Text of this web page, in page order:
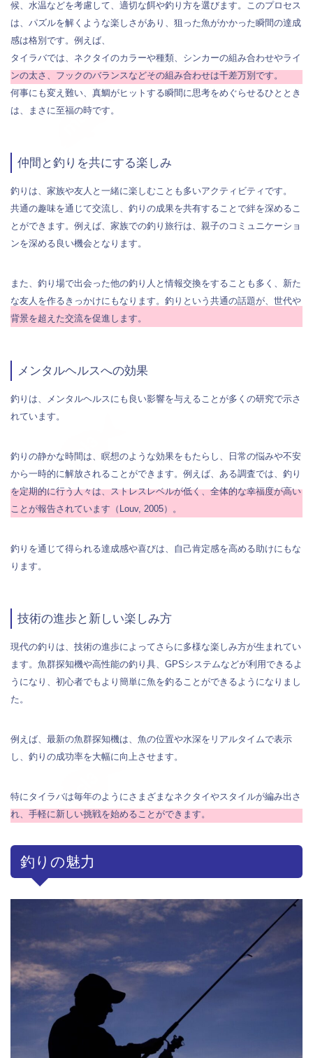
候、水温などを考慮して、適切な餌や釣り方を選びます。このプロセス
は、パズルを解くような楽しさがあり、狙った魚がかかった瞬間の達成
感は格別です。例えば、
タイラバでは、ネクタイのカラーや種類、シンカーの組み合わせやライ
ンの太さ、フックのバランスなどその組み合わせは千差万別です。
何事にも変え難い、真鯛がヒットする瞬間に思考をめぐらせるひととき
は、まさに至福の時です。
仲間と釣りを共にする楽しみ
釣りは、家族や友人と一緒に楽しむことも多いアクティビティです。
共通の趣味を通じて交流し、釣りの成果を共有することで絆を深めるこ
とができます。例えば、家族での釣り旅行は、親子のコミュニケーショ
ンを深める良い機会となります。
また、釣り場で出会った他の釣り人と情報交換をすることも多く、新た
な友人を作るきっかけにもなります。釣りという共通の話題が、世代や
背景を超えた交流を促進します。
メンタルヘルスへの効果
釣りは、メンタルヘルスにも良い影響を与えることが多くの研究で示さ
れています。
釣りの静かな時間は、瞑想のような効果をもたらし、日常の悩みや不安
から一時的に解放されることができます。例えば、ある調査では、釣り
を定期的に行う人々は、ストレスレベルが低く、全体的な幸福度が高い
ことが報告されています（Louv, 2005）。
釣りを通じて得られる達成感や喜びは、自己肯定感を高める助けにもな
ります。
技術の進歩と新しい楽しみ方
現代の釣りは、技術の進歩によってさらに多様な楽しみ方が生まれてい
ます。魚群探知機や高性能の釣り具、GPSシステムなどが利用できるよ
うになり、初心者でもより簡単に魚を釣ることができるようになりまし
た。
例えば、最新の魚群探知機は、魚の位置や水深をリアルタイムで表示
し、釣りの成功率を大幅に向上させます。
特にタイラバは毎年のようにさまざまなネクタイやスタイルが編み出さ
れ、手軽に新しい挑戦を始めることができます。
釣りの魅力